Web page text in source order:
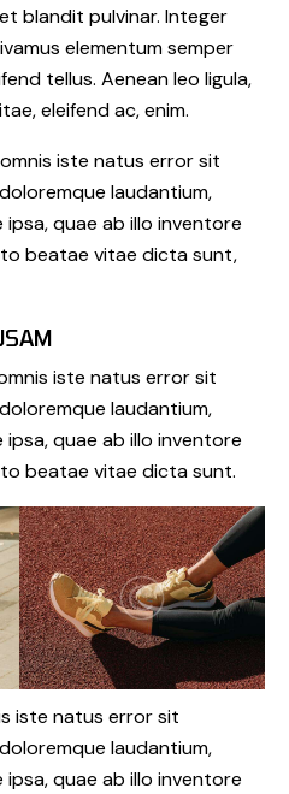
blandit pulvinar. Integer
elementum semper
tellus. Aenean leo ligula,
eleifend ac, enim.
iste natus error sit
laudantium,
quae ab illo inventore
beatae vitae dicta sunt,
iste natus error sit
laudantium,
quae ab illo inventore
beatae vitae dicta sunt.
iste natus error sit
laudantium,
quae ab illo inventore